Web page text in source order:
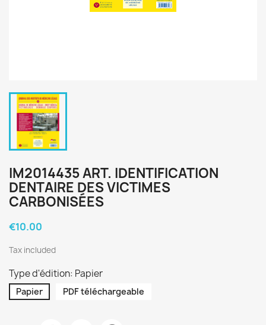
IM2014435 ART. IDENTIFICATION
DENTAIRE DES VICTIMES
CARBONISÉES
€10.00
Tax included
Type d'édition: Papier
Papier PDF téléchargeable